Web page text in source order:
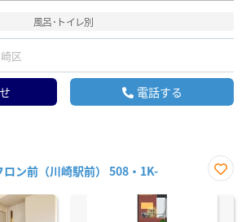
風呂･トイレ別
区
電話する
ン前（川崎駅前） 508・1K-
に入